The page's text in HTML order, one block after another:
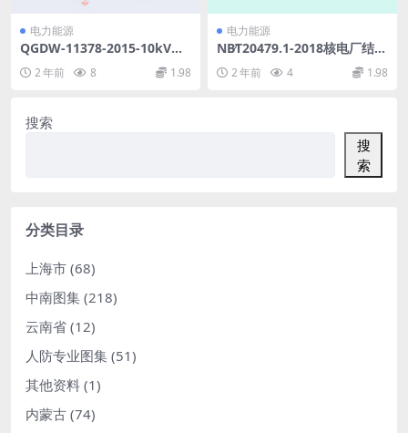
电力能源
QGDW-11378-2015-10kV开
关站-配电室交流装置选型技术
原则和检测技术规范.pdf
2 年前 8 1.98
电力能源
NB∕T20479.1-2018核电厂结构
模块和机械模块焊缝无损检测
第1部分：超声检测(17.6MB)
2 年前 4 1.98
搜索
搜
索
分类目录
上海市 (68)
中南图集 (218)
云南省 (12)
人防专业图集 (51)
其他资料 (1)
内蒙古 (74)